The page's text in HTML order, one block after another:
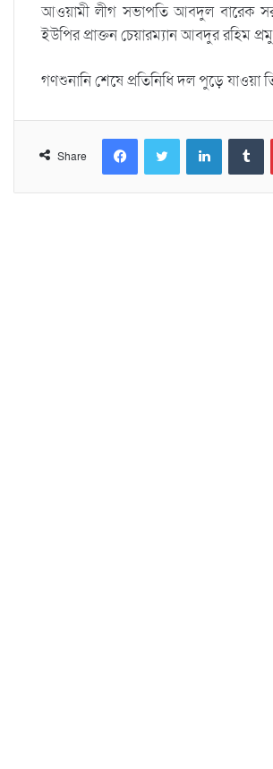
আওয়ামী লীগ সভাপতি আবদুল বারেক
ইউপির প্রাক্তন চেয়ারম্যান আবদুর রহিম
গণশুনানি শেষে প্রতিনিধি দল পুড়ে যাওয়া
Share